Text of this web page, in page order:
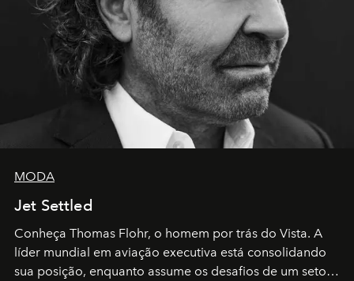
MODA
Jet Settled
Conheça Thomas Flohr, o homem por trás do Vista. A
líder mundial em aviação executiva está consolidando
sua posição, enquanto assume os desafios de um setor